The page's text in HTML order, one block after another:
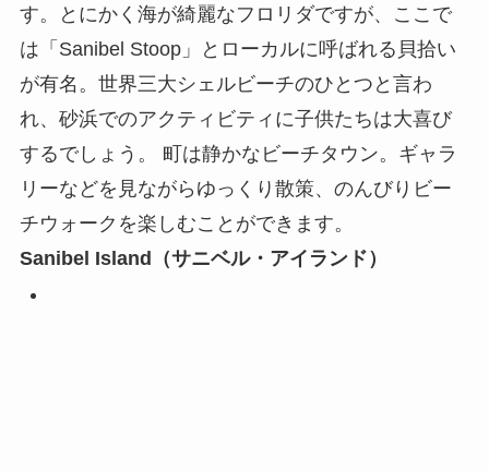
す。とにかく海が綺麗なフロリダですが、ここで
は「Sanibel Stoop」とローカルに呼ばれる貝拾い
が有名。世界三大シェルビーチのひとつと言わ
れ、砂浜でのアクティビティに子供たちは大喜び
するでしょう。 町は静かなビーチタウン。ギャラ
リーなどを見ながらゆっくり散策、のんびりビー
チウォークを楽しむことができます。
Sanibel Island（サニベル・アイランド）